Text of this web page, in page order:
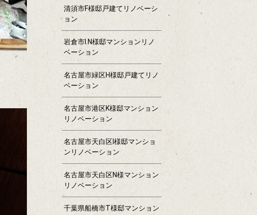
清須市F様邸戸建てリノベーシ
ョン
岩倉市I.N様邸マンションリノ
ベーション
名古屋市緑区H様邸戸建てリノ
ベーション
名古屋市港区K様邸マンション
リノベーション
名古屋市天白区I様邸マンショ
ンリノベーション
名古屋市天白区N様マンション
リノベーション
千葉県船橋市T様邸マンション